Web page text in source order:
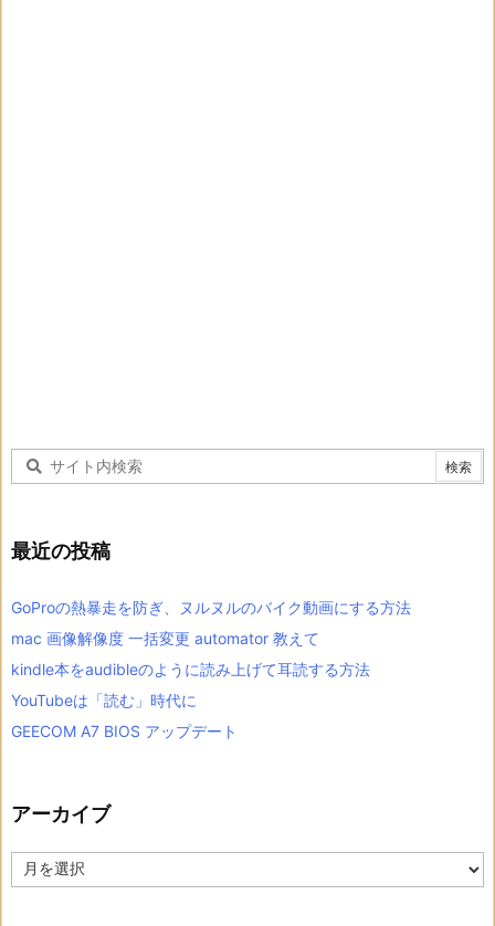
最近の投稿
GoProの熱暴走を防ぎ、ヌルヌルのバイク動画にする方法
mac 画像解像度 一括変更 automator 教えて
kindle本をaudibleのように読み上げて耳読する方法
YouTubeは「読む」時代に
GEECOM A7 BIOS アップデート
アーカイブ
ー